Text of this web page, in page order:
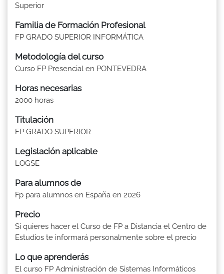
Superior
Familia de Formación Profesional
FP GRADO SUPERIOR INFORMÁTICA
Metodología del curso
Curso FP Presencial en PONTEVEDRA
Horas necesarias
2000 horas
Titulación
FP GRADO SUPERIOR
Legislación aplicable
LOGSE
Para alumnos de
Fp para alumnos en España en 2026
Precio
Si quieres hacer el Curso de FP a Distancia el Centro de
Estudios te informará personalmente sobre el precio
Lo que aprenderás
El curso FP Administración de Sistemas Informáticos